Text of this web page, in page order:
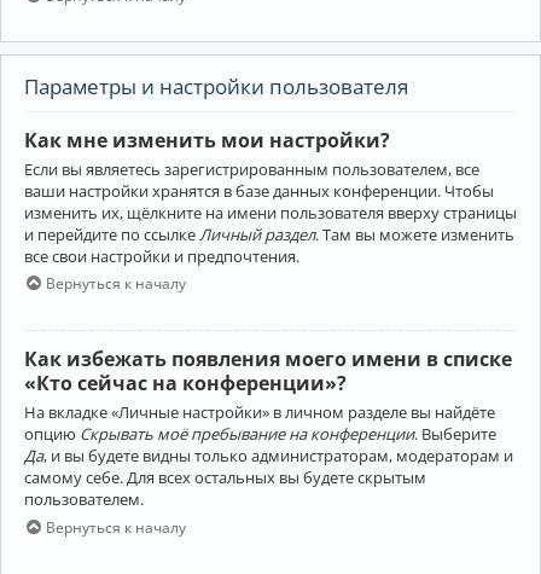
Параметры и настройки пользователя
Как мне изменить мои настройки?
Если вы являетесь зарегистрированным пользователем, все
ваши настройки хранятся в базе данных конференции. Чтобы
изменить их, щёлкните на имени пользователя вверху страницы
и перейдите по ссылке Личный раздел. Там вы можете изменить
все свои настройки и предпочтения.
Вернуться к началу
Как избежать появления моего имени в списке
«Кто сейчас на конференции»?
На вкладке «Личные настройки» в личном разделе вы найдёте
опцию Скрывать моё пребывание на конференции. Выберите
Да, и вы будете видны только администраторам, модераторам и
самому себе. Для всех остальных вы будете скрытым
пользователем.
Вернуться к началу